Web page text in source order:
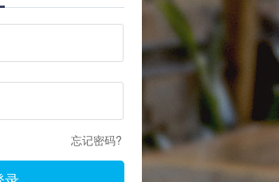
忘记密码?